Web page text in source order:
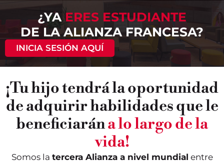
¿YAERES ESTUDIANTE
DE LA ALIANZA FRANCESA?
INICIA SESIÓN AQUÍ
¡Tu hijo tendrá la oportunidad
de adquirir habilidades que le
beneficiarána lo largo de la
vida!
Somos la tercera Alianza a nivel mundial entre